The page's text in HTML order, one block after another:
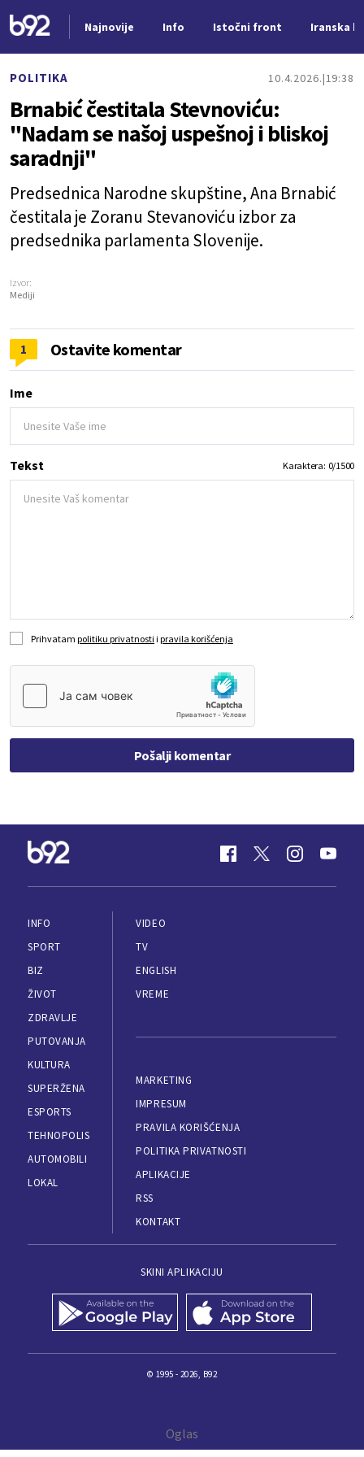
Najnovije Info Istočni front Iranska
POLITIKA 10.4.2026. 19:38
Brnabić čestitala Stevnoviću:
"Nadam se našoj uspešnoj i bliskoj
saradnji"
Predsednica Narodne skupštine, Ana Brnabić
čestitala je Zoranu Stevanoviću izbor za
predsednika parlamenta Slovenije.
Izvor:
Mediji
1 Ostavite komentar
Ime
Tekst Karaktera: 0/1500
Prihvatam politiku privatnosti i pravila korišćenja
Pošalji komentar
INFO
SPORT
BIZ
ŽIVOT
ZDRAVLJE
PUTOVANJA
KULTURA
SUPERŽENA
ESPORTS
TEHNOPOLIS
AUTOMOBILI
LOKAL
VIDEO
TV
ENGLISH
VREME
MARKETING
IMPRESUM
PRAVILA KORIŠĆENJA
POLITIKA PRIVATNOSTI
APLIKACIJE
RSS
KONTAKT
SKINI APLIKACIJU
© 1995 - 2026, B92